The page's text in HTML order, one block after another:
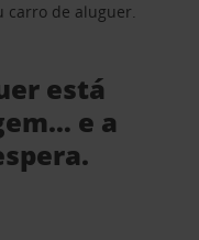
carro de aluguer.
está
e a